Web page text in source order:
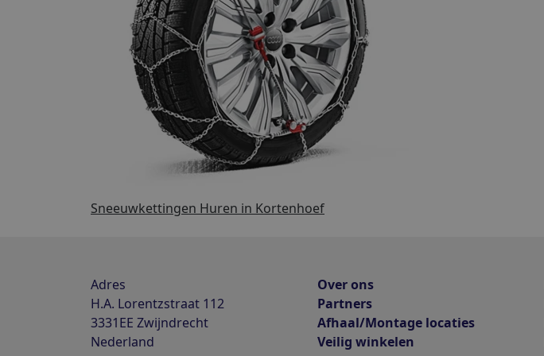
Sneeuwkettingen Huren in Kortenhoef
Adres
H.A. Lorentzstraat 112
3331EE Zwijndrecht
Nederland
Over ons
Partners
Afhaal/Montage locaties
Veilig winkelen